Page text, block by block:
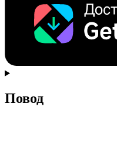
Повод